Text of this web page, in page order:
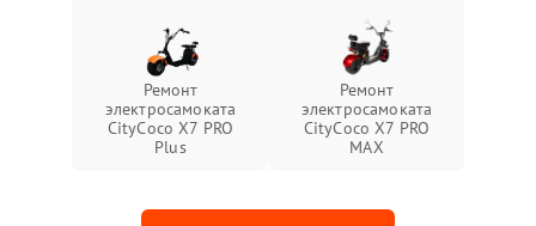
Ремонт
электросамоката
CityCoco X7 PRO
Plus
Ремонт
электросамоката
CityCoco X7 PRO
MAX